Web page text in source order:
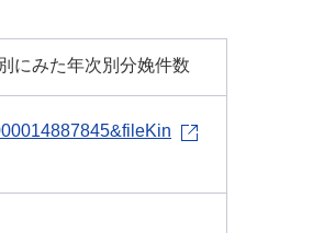
にみた年次別分娩件数